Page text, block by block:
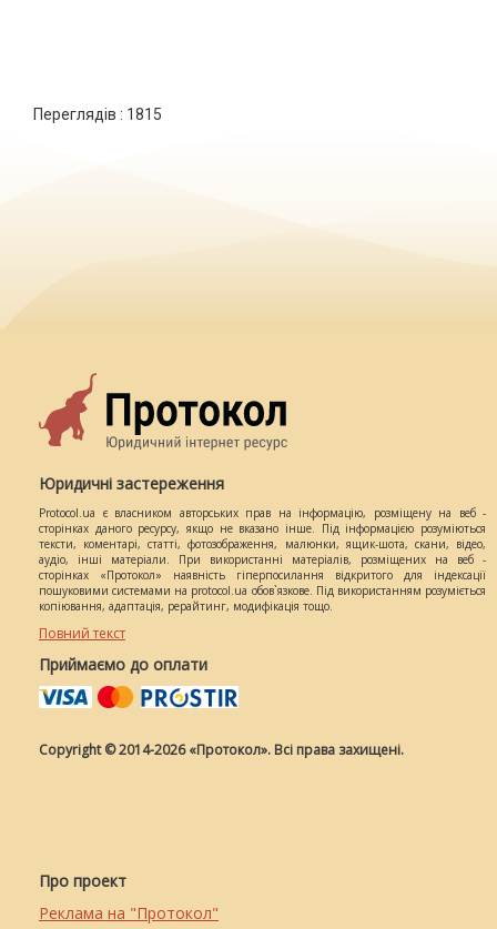
Переглядів : 1815
Юридичні застереження
Protocol.ua є власником авторських прав на інформацію, розміщену на веб -
сторінках даного ресурсу, якщо не вказано інше. Під інформацією розуміються
тексти, коментарі, статті, фотозображення, малюнки, ящик-шота, скани, відео,
аудіо, інші матеріали. При використанні матеріалів, розміщених на веб -
сторінках «Протокол» наявність гіперпосилання відкритого для індексації
пошуковими системами на protocol.ua обов`язкове. Під використанням розуміється
копіювання, адаптація, рерайтинг, модифікація тощо.
Повний текст
Приймаємо до оплати
Copyright © 2014-2026 «Протокол». Всі права захищені.
Про проект
Реклама на "Протокол"